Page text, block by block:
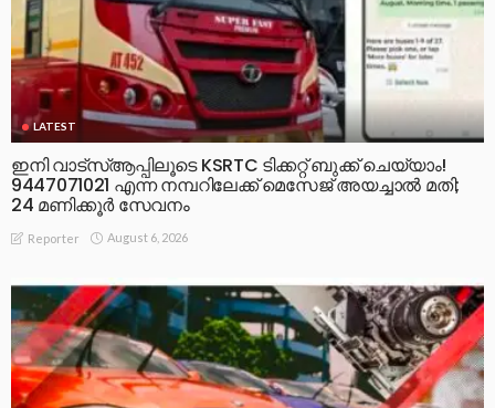
LATEST
ഇനി വാട്‌സ്ആപ്പിലൂടെ KSRTC ടിക്കറ്റ് ബുക്ക് ചെയ്യാം!
9447071021 എന്ന നമ്പറിലേക്ക് മെസേജ് അയച്ചാൽ മതി;
24 മണിക്കൂർ സേവനം
Reporter August 6, 2026